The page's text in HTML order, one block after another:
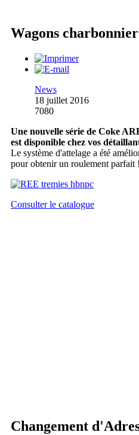
Wagons
News
18 juillet 2016
7080
Une nouvelle série de Coke
est disponible chez vos
Le système d'attelage a été
pour obtenir un roulement parfait !
Consulter le catalogue
Changement